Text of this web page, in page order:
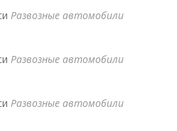
Развозные автомобили
Развозные автомобили
Развозные автомобили